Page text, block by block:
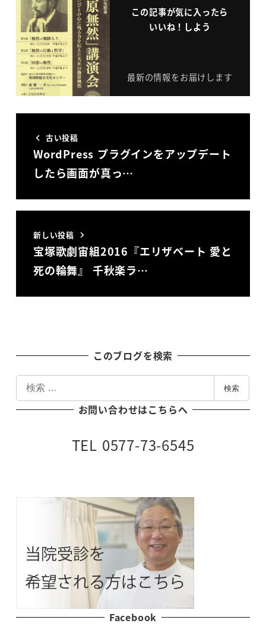
この記事が気に入ったら
いいね！しよう
最新の情報をお届けします
古い投稿
WordPress プラグインをアップデート
したら画面が真っ…
新しい投稿
宝塚歌劇宙組2016『エリザベート 愛と
死の輪舞』 千秋楽ラ…
このブログを検索
索
検索
お問い合わせはこちらへ
TEL 0577-73-6545
Facebook